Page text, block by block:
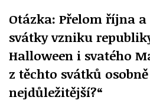
Otázka: Přelom října
svátky vzniku
Halloween i svatého
z těchto svátků
nejdůležitější?“